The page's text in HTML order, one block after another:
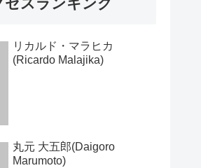
セスランキング
リカルド・マラヒカ
(Ricardo Malajika)
丸元 大五郎(Daigoro
Marumoto)